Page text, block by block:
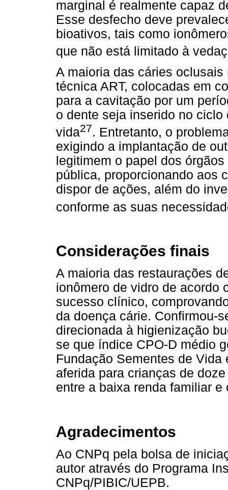
marginal é realmente capaz
Esse desfecho deve
bioativos, tais como
que não está limitado à
A maioria das cáries
técnica ART, colocadas em
para a cavitação por um
o dente seja inserido no
vida27. Entretanto, o
exigindo a implantação de
legitimem o papel dos
pública, proporcionando aos
dispor de ações, além do
conforme as suas
Considerações finais
A maioria das restaurações
ionômero de vidro de acordo
sucesso clínico,
da doença cárie. Confirmou-
direcionada à higienização
se que índice CPO-D médio
Fundação Sementes de
aferida para crianças de
entre a baixa renda familiar e
Agradecimentos
Ao CNPq pela bolsa de
autor através do Programa
CNPq/PIBIC/UEPB.